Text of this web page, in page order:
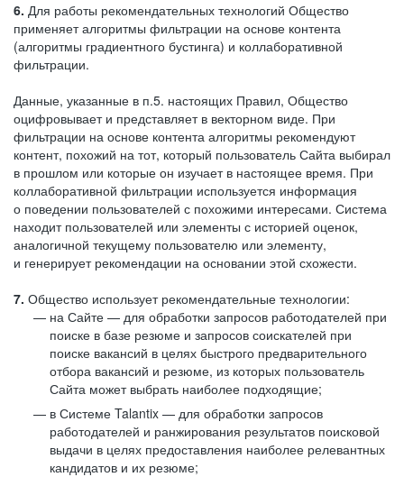
6. Для работы рекомендательных технологий Общество
применяет алгоритмы фильтрации на основе контента
(алгоритмы градиентного бустинга) и коллаборативной
фильтрации.
Данные, указанные в п.5. настоящих Правил, Общество
оцифровывает и представляет в векторном виде. При
фильтрации на основе контента алгоритмы рекомендуют
контент, похожий на тот, который пользователь Сайта выбирал
в прошлом или которые он изучает в настоящее время. При
коллаборативной фильтрации используется информация
о поведении пользователей с похожими интересами. Система
находит пользователей или элементы с историей оценок,
аналогичной текущему пользователю или элементу,
и генерирует рекомендации на основании этой схожести.
7. Общество использует рекомендательные технологии:
на Сайте — для обработки запросов работодателей при
поиске в базе резюме и запросов соискателей при
поиске вакансий в целях быстрого предварительного
отбора вакансий и резюме, из которых пользователь
Сайта может выбрать наиболее подходящие;
в Системе Talantix — для обработки запросов
работодателей и ранжирования результатов поисковой
выдачи в целях предоставления наиболее релевантных
кандидатов и их резюме;